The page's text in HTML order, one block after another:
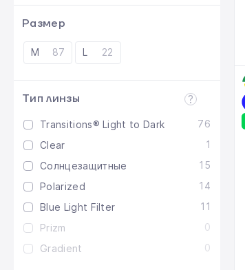
Размер
М 87 L 22
Тип линзы
Transitions® Light to Dark
76
Clear
1
Солнцезащитные
15
Polarized
14
Blue Light Filter
11
Prizm
0
Gradient
0